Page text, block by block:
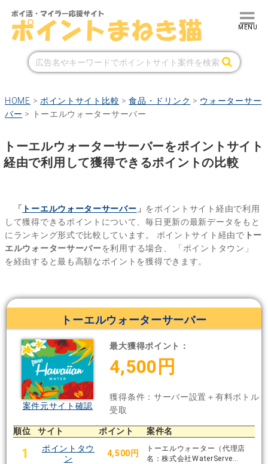
HOME > ポイントサイト比較 >食品・ドリンク > ウォーターサー
バー > トーエルウォーターサーバー
トーエルウォーターサーバーをポイントサイト
経由で利用して獲得できるポイントの比較
「 トーエルウォーターサーバー 」 をポイントサイト経由で利用
して獲得できるポイントについて、毎日更新の最新データをもと
にランキング形式で比較しています。 ポイントサイト経由で トー
エルウォーターサーバーを利用する場合、
「ポイントタウン」
を経由すると最も高額なポイントを獲得できます。
トーエルウォーターサーバー
案件元サイト確認
最大獲得ポイント：
4,500円
獲得条件：サーバー設置＋有料ボトル
受取
順位 サイト ポイント 案件名
1
ポイントタウ
ン
4,500円
トーエルウォーター（代理店
名：株式会社WaterServe…